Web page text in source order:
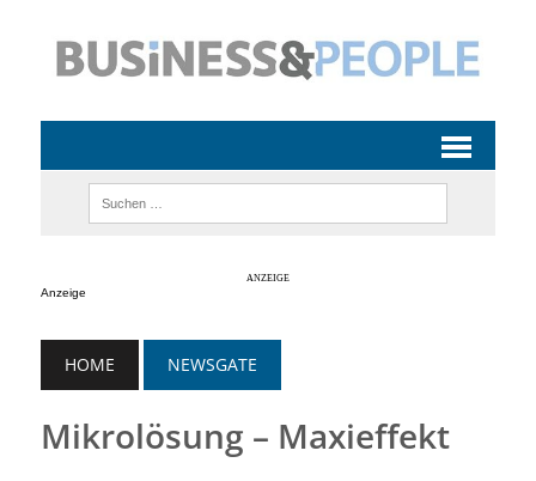
Anzeige
HOME NEWSGATE
Mikrolösung – Maxieffekt